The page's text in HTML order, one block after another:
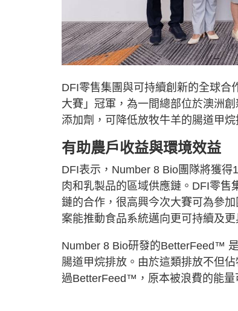
DFI零售集團與可持續創新的全球合
大賽」冠軍，為一間總部位於澳洲
添加劑，可降低放牧牛羊的腸道甲
有助農戶收益與環境效益
DFI表示，Number 8 Bio團隊將獲
肉和乳製品的區域供應鏈。DFI零
鏈的合作，很高興今次大賽可為參
案能推動食品系統邁向更可持續及更
Number 8 Bio研發的BetterFeed™
腸道甲烷排放。由於這類排放不但
過BetterFeed™，原本被浪費的能量